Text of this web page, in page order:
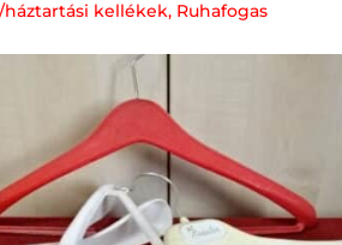
kellékek, Ruhafogas